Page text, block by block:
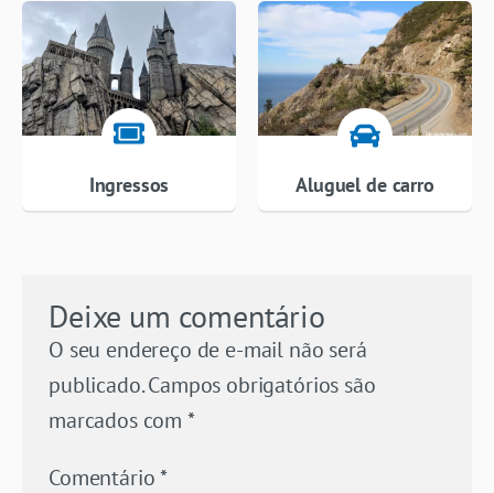
Ingressos Aluguel de carro
Deixe um comentário
O seu endereço de e-mail não será
publicado. Campos obrigatórios são
marcados com *
Comentário*